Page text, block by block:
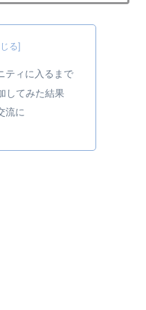
ティに入るまで
してみた結果
流に